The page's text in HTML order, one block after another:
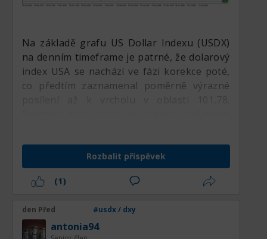
Na základě grafu US Dollar Indexu (USDX)
na denním timeframe je patrné, že dolarový
index USA se nachází ve fázi korekce poté,
co předtím zaznamenal poměrně výrazné
index znovu testuje důležitou zónu, která se
kryje s Moving Average (MA) 100 a MA 200.
Tato situace naznačuje, že USDX vstupuje
do fáze rozhodování o dalším směru, kde
hlavním faktorem určujícím, zda lze
střednědobý býčí trend stále udržet, nebo
Rozbalit příspěvek
(1)
den Před #usdx / dxy
antonia94